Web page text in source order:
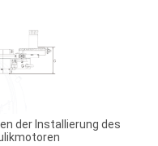
der Installierung des